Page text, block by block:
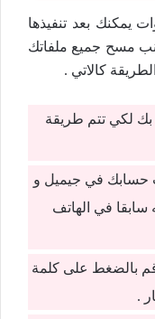
يمكنك بعد تنفيذها
مسح جميع ملفاتك
كالاتي .
لكي تتم طريقة
حسابك في جيميل و
في الهاتف
بالضغط على كلمة